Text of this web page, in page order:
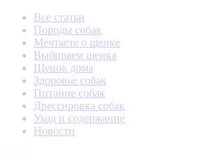
Все статьи
Породы собак
Мечтаете о щенке
Выбираем щенка
Щенок дома
Здоровье собак
Питание собак
Дрессировка собак
Уход и содержание
Новости